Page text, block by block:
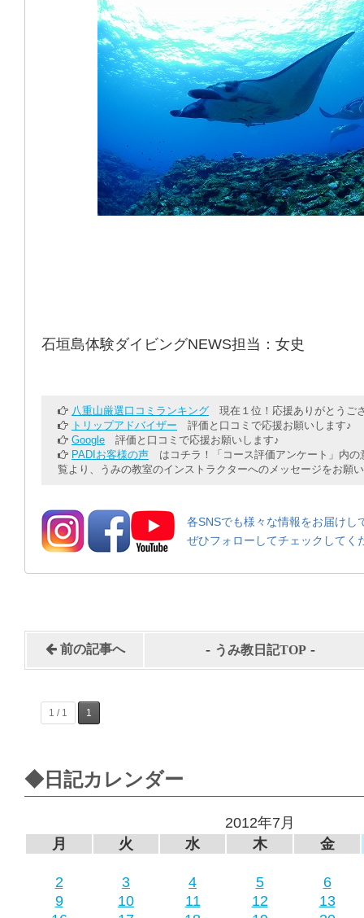
石垣島体験ダイビングNEWS担当：女史
八重山厳選口コミランキング 現在１位！応援ありがとうご
トリップアドバイザー 評価と口コミで応援お願いします♪
Google 評価と口コミで応援お願いします♪
PADIお客様の声 はコチラ！「コース評価アンケート」内の
覧より、うみの教室のインストラクターへのメッセージをお願
各SNSでも様々な情報をお届けし
ぜひフォローしてチェックしてく
前の記事へ - うみ教日記TOP -
1 / 1 1
◆日記カレンダー
2012年7月
月
火 水 木 金
2 3 4 5
6
9
10 11 12
13